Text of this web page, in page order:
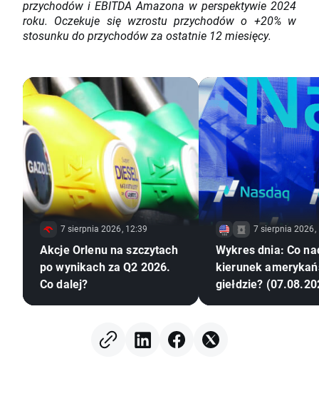
przychodów i EBITDA Amazona w perspektywie 2024
roku. Oczekuje się wzrostu przychodów o +20% w
stosunku do przychodów za ostatnie 12 miesięcy.
7 sierpnia 2026, 12:39
Akcje Orlenu na szczytach
po wynikach za Q2 2026.
Co dalej?
7 sierpnia 2026,
Wykres dnia: Co
kierunek
giełdzie?